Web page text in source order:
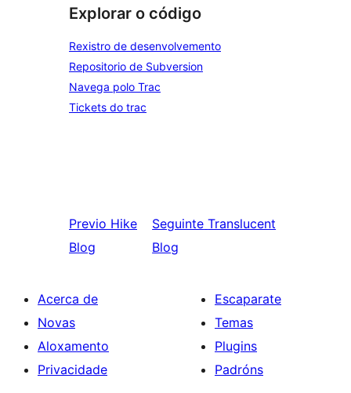
Explorar o código
Rexistro de desenvolvemento
Repositorio de Subversion
Navega polo Trac
Tickets do trac
Previo Hike
Blog
Seguinte Translucent
Blog
Acerca de
Novas
Aloxamento
Privacidade
Escaparate
Temas
Plugins
Padróns